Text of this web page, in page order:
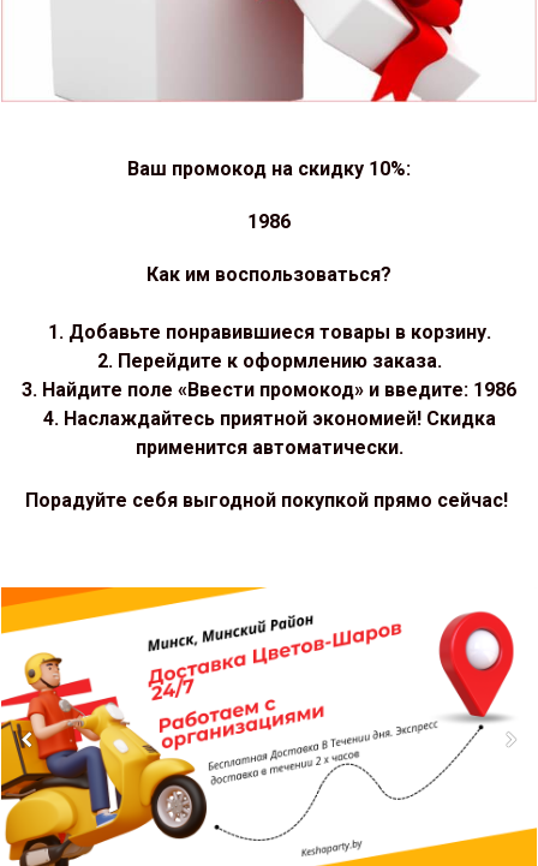
Ваш промокод на скидку 10%:
1986
Как им воспользоваться?
1. Добавьте понравившиеся товары в корзину.
2. Перейдите к оформлению заказа.
3. Найдите поле «Ввести промокод» и введите: 1986
4. Наслаждайтесь приятной экономией! Скидка
применится автоматически.
Порадуйте себя выгодной покупкой прямо сейчас!